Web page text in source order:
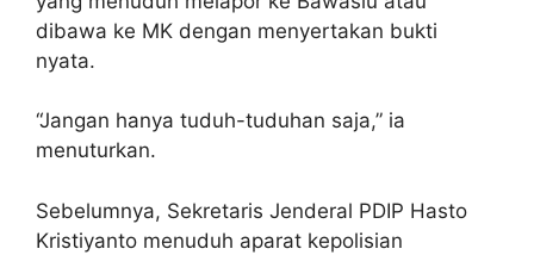
dibawa ke MK dengan menyertakan bukti
nyata.
“Jangan hanya tuduh-tuduhan saja,” ia
menuturkan.
Sebelumnya, Sekretaris Jenderal PDIP Hasto
Kristiyanto menuduh aparat kepolisian